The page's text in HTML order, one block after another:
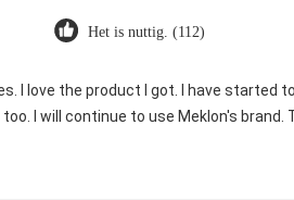
Het is nuttig. (112)
I love the product I got. I have started
I will continue to use Meklon's brand.